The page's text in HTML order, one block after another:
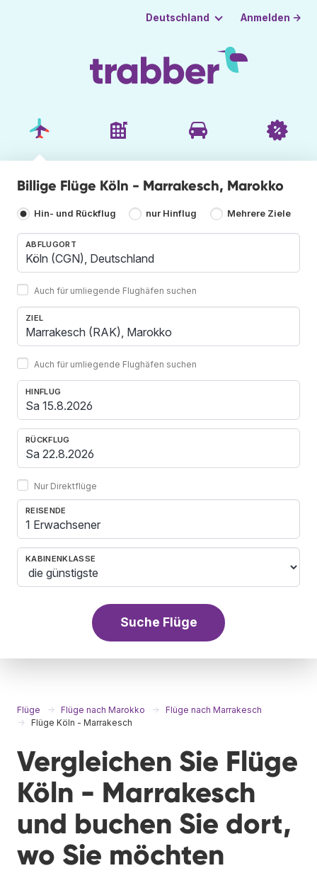
Deutschland Anmelden →
Billige Flüge Köln - Marrakesch, Marokko
Hin- und Rückflug nur Hinflug Mehrere Ziele
ABFLUGORT
Auch für umliegende Flughäfen suchen
ZIEL
Auch für umliegende Flughäfen suchen
HINFLUG
RÜCKFLUG
Nur Direktflüge
REISENDE
1 Erwachsener
KABINENKLASSE
Suche Flüge
Flüge Flüge nach Marokko
Flüge nach Marrakesch
Flüge Köln - Marrakesch
Vergleichen Sie Flüge
Köln - Marrakesch
und buchen Sie dort,
wo Sie möchten